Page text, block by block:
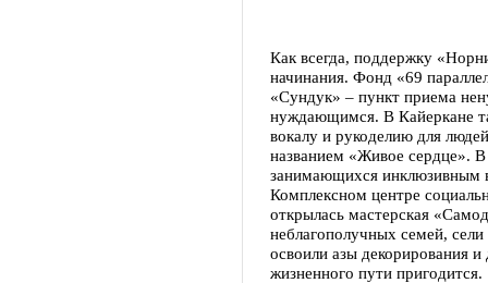
Как всегда, поддержку
начинания. Фонд «69
«Сундук» – пункт приема
нуждающимся. В Кайеркане
вокалу и рукоделию для
названием «Живое сердце».
занимающихся инклюзивным
Комплексном центре
открылась мастерская
неблагополучных семей,
освоили азы декорирования
жизненного пути пригодится.